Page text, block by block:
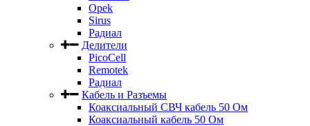
Opek
Sirus
Радиал
Делители
PicoCell
Remotek
Радиал
Кабель и Разъемы
Коаксиальный СВЧ кабель 50 Ом
Коаксиальный кабель 50 Ом